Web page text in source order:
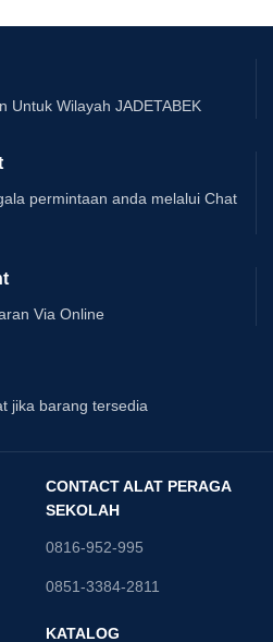
Untuk Wilayah JADETABEK
permintaan anda melalui Chat
Via Online
jika barang tersedia
CONTACT ALAT PERAGA
SEKOLAH
0816-952-995
0851-3384-2811
KATALOG